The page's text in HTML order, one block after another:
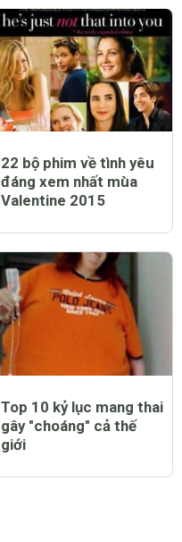
22 bộ phim về tình yêu
đáng xem nhất mùa
Valentine 2015
Top 10 kỷ lục mang thai
gây "choáng" cả thế
giới